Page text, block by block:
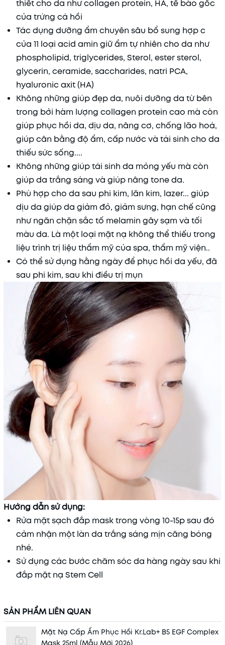
thiết cho da như collagen protein, HA, tế bào gốc
của trứng cá hồi
Tác dụng dưỡng ẩm chuyên sâu bổ sung hợp c
của 11 loại acid amin giữ ẩm tự nhiên cho da như
phospholipid, triglycerides, Sterol, ester sterol,
glycerin, ceramide, saccharides, natri PCA,
hyaluronic axit (HA)
Không những giúp đẹp da, nuôi dưỡng da từ bên
trong bởi hàm lượng collagen protein cao mà còn
giúp phục hồi da, dịu da, nâng cơ, chống lão hoá,
giúp cân bằng độ ẩm, cấp nước và tái sinh cho da
thiếu sức sống....
Không những giúp tái sinh da mỏng yếu mà còn
giúp da trắng sáng và giúp nâng tone da.
Phù hợp cho da sau phi kim, lăn kim, lazer... giúp
dịu da giúp da giảm đỏ, giảm sưng, hạn chế cũng
như ngăn chặn sắc tố melamin gây sạm và tối
màu da. Là một loại mặt nạ không thể thiếu trong
liệu trình trị liệu thẩm mỹ của spa, thẩm mỹ viện..
Có thể sử dụng hằng ngày để phục hồi da yếu, đã
sau phi kim, sau khi điều trị mụn
Hướng dẫn sử dụng:
Rửa mặt sạch đắp mask trong vòng 10-15p sau đó
cảm nhận một làn da trắng sáng mịn căng bóng
nhé.
Sử dụng các bước chăm sóc da hàng ngày sau khi
đắp mặt nạ Stem Cell
SẢN PHẨM LIÊN QUAN
Mặt Nạ Cấp Ẩm Phục Hồi Kr.Lab+ B5 EGF Complex
Mask 25ml (Mẫu Mới 2026)